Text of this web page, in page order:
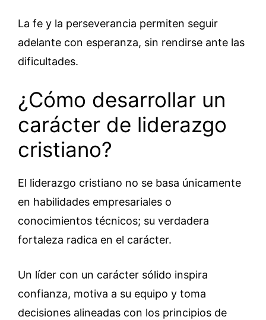
La fe y la perseverancia permiten seguir
adelante con esperanza, sin rendirse ante las
dificultades.
¿Cómo desarrollar un
carácter de liderazgo
cristiano?
El liderazgo cristiano no se basa únicamente
en habilidades empresariales o
conocimientos técnicos; su verdadera
fortaleza radica en el carácter.
Un líder con un carácter sólido inspira
confianza, motiva a su equipo y toma
decisiones alineadas con los principios de